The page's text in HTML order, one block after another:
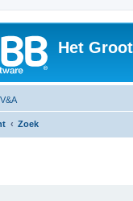
Het
V&A
Zoek